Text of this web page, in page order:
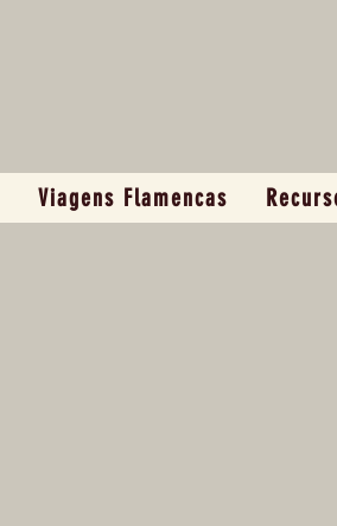
Viagens Flamencas